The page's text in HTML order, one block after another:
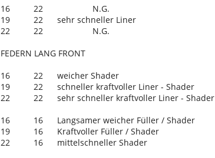
16 22 N.G.
19 22 sehr schneller Liner
22 22 N.G.
FEDERN LANG FRONT
16 22 weicher Shader
19 22 schneller kraftvoller Liner - Shader
22 22 sehr schneller kraftvoller Liner - Shader
16 16 Langsamer weicher Füller / Shader
19 16 Kraftvoller Füller / Shader
22 16 mittelschneller Shader